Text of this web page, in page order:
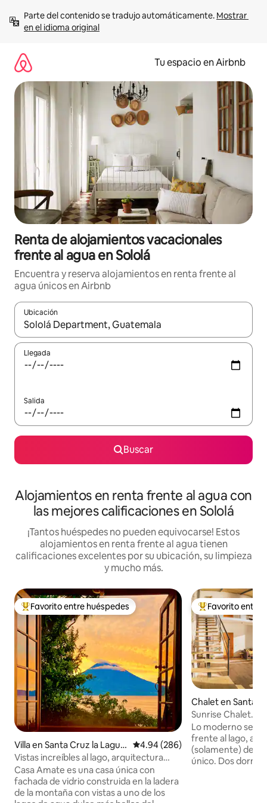
contenido
Parte del contenido se tradujo automáticamente. Mostrar
en el idioma original
Tu espacio en Airbnb
Renta de alojamientos vacacionales
frente al agua en Sololá
Encuentra y reserva alojamientos en renta frente al
agua únicos en Airbnb
Ubicación
Cuando los resultados estén disponibles, podrás navegar
Llegada
Salida
Buscar
Alojamientos en renta frente al agua con
las mejores calificaciones en Sololá
¡Tantos huéspedes no pueden equivocarse! Estos
alojamientos en renta frente al agua tienen
calificaciones excelentes por su ubicación, su limpieza
y mucho más.
De los mejores en Favorito entre huéspedes
Favorito entre huéspedes
Villa en Santa Cruz la Lagun
a
Calificación promedio: 4.94 de
4.94 (286)
Vistas increíbles al lago, arquitectura
única
Casa Amate es una casa única con
fachada de vidrio construida en la ladera
de la montaña con vistas a uno de los
De los mejores
Favorito entre
Chalet en Santa
una
Sunrise Chalet.
moderna frente
Lo moderno se
frente al lago, a
(solamente) de
único. Dos